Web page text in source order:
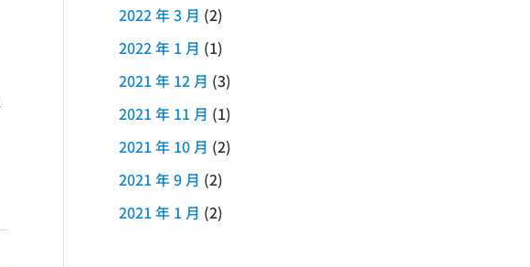
2022 年 3 月 (2)
2022 年 1 月 (1)
2021 年 12 月 (3)
2021 年 11 月 (1)
2021 年 10 月 (2)
2021 年 9 月 (2)
2021 年 1 月 (2)